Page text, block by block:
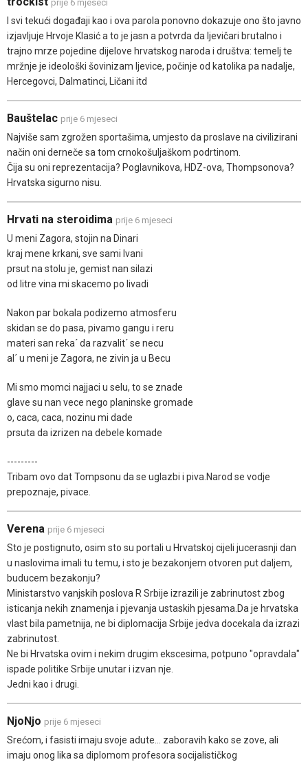
prije 6 mjeseci
I svi tekući događaji kao i ova parola ponovno dokazuje ono što javno
izjavljuje Hrvoje Klasić a to je jasn a potvrda da ljevičari brutalno i
trajno mrze pojedine dijelove hrvatskog naroda i društva: temelj te
mržnje je ideološki šovinizam ljevice, počinje od katolika pa nadalje,
Hercegovci, Dalmatinci, Ličani itd
Bauštelac prije 6 mjeseci
Najviše sam zgrožen sportašima, umjesto da proslave na civilizirani
način oni derneče sa tom crnokošuljaškom podrtinom.
Čija su oni reprezentacija? Poglavnikova, HDZ-ova, Thompsonova?
Hrvatska sigurno nisu.
Hrvati na steroidima prije 6 mjeseci
U meni Zagora, stojin na Dinari
kraj mene krkani, sve sami Ivani
prsut na stolu je, gemist nan silazi
od litre vina mi skacemo po livadi
Nakon par bokala podizemo atmosferu
skidan se do pasa, pivamo gangu i reru
materi san reka´ da razvalit´ se necu
al´ u meni je Zagora, ne zivin ja u Becu
Mi smo momci najjaci u selu, to se znade
glave su nan vece nego planinske gromade
o, caca, caca, nozinu mi dade
prsuta da izrizen na debele komade
---------
Tribam ovo dat Tompsonu da se uglazbi i piva.Narod se vodje
prepoznaje, pivace.
Verena prije 6 mjeseci
Sto je postignuto, osim sto su portali u Hrvatskoj cijeli jucerasnji dan
u naslovima imali tu temu, i sto je bezakonjem otvoren put daljem,
buducem bezakonju?
Ministarstvo vanjskih poslova R Srbije izrazili je zabrinutost zbog
isticanja nekih znamenja i pjevanja ustaskih pjesama.Da je hrvatska
vlast bila pametnija, ne bi diplomacija Srbije jedva docekala da izrazi
zabrinutost.
Ne bi Hrvatska ovim i nekim drugim ekscesima, potpuno "opravdala"
ispade politike Srbije unutar i izvan nje.
Jedni kao i drugi.
NjoNjo prije 6 mjeseci
Srećom, i fasisti imaju svoje adute... zaboravih kako se zove, ali
imaju onog lika sa diplomom profesora socijalističkog